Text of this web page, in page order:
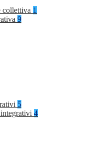
collettiva 1
9
5
4